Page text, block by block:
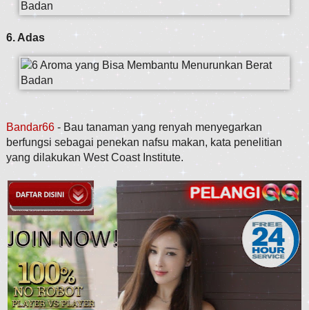
6. Adas
Bandar66 - Bau tanaman yang renyah menyegarkan
berfungsi sebagai penekan nafsu makan, kata penelitian
yang dilakukan West Coast Institute.